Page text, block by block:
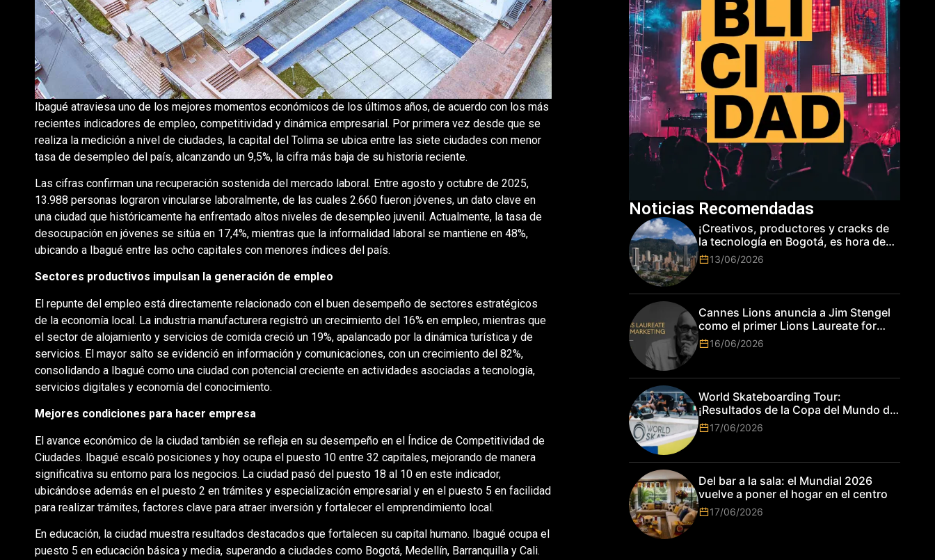
Ibagué atraviesa uno de los mejores momentos económicos de los últimos años, de acuerdo con los más
recientes indicadores de empleo, competitividad y dinámica empresarial. Por primera vez desde que se
realiza la medición a nivel de ciudades, la capital del Tolima se ubica entre las siete ciudades con menor
tasa de desempleo del país, alcanzando un 9,5%, la cifra más baja de su historia reciente.
Las cifras confirman una recuperación sostenida del mercado laboral. Entre agosto y octubre de 2025,
13.988 personas lograron vincularse laboralmente, de las cuales 2.660 fueron jóvenes, un dato clave en
una ciudad que históricamente ha enfrentado altos niveles de desempleo juvenil. Actualmente, la tasa de
desocupación en jóvenes se sitúa en 17,4%, mientras que la informalidad laboral se mantiene en 48%,
ubicando a Ibagué entre las ocho capitales con menores índices del país.
Sectores productivos impulsan la generación de empleo
El repunte del empleo está directamente relacionado con el buen desempeño de sectores estratégicos
de la economía local. La industria manufacturera registró un crecimiento del 16% en empleo, mientras que
el sector de alojamiento y servicios de comida creció un 19%, apalancado por la dinámica turística y de
servicios. El mayor salto se evidenció en información y comunicaciones, con un crecimiento del 82%,
consolidando a Ibagué como una ciudad con potencial creciente en actividades asociadas a tecnología,
servicios digitales y economía del conocimiento.
Mejores condiciones para hacer empresa
El avance económico de la ciudad también se refleja en su desempeño en el Índice de Competitividad de
Ciudades. Ibagué escaló posiciones y hoy ocupa el puesto 10 entre 32 capitales, mejorando de manera
significativa su entorno para los negocios. La ciudad pasó del puesto 18 al 10 en este indicador,
ubicándose además en el puesto 2 en trámites y especialización empresarial y en el puesto 5 en facilidad
para realizar trámites, factores clave para atraer inversión y fortalecer el emprendimiento local.
En educación, la ciudad muestra resultados destacados que fortalecen su capital humano. Ibagué ocupa el
puesto 5 en educación básica y media, superando a ciudades como Bogotá, Medellín, Barranquilla y Cali.
Noticias Recomendadas
¡Creativos, productores y cracks de
la tecnología en Bogotá, es hora de
subir de nivel! Las marcas más top
del mundo esperan por su talento.
13/06/2026
Cannes Lions anuncia a Jim Stengel
como el primer Lions Laureate for
Marketing
16/06/2026
World Skateboarding Tour:
¡Resultados de la Copa del Mundo de
Park de Roma 2026!
17/06/2026
Del bar a la sala: el Mundial 2026
vuelve a poner el hogar en el centro
17/06/2026